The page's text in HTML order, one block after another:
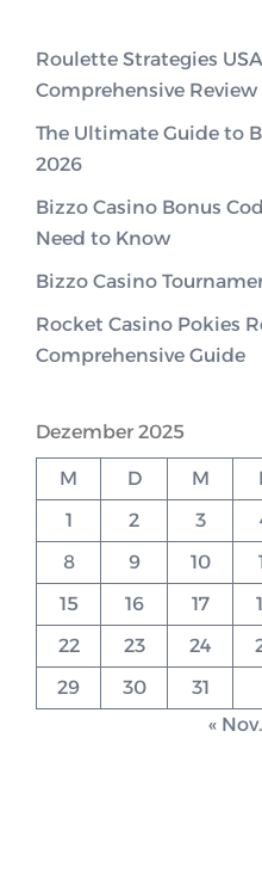
Roulette Strategies
Comprehensive Review
The Ultimate Guide to
2026
Bizzo Casino Bonus
Need to Know
Bizzo Casino
Rocket Casino Pokies
Comprehensive Guide
Dezember 2025
M D M
1
2 3
8
9 10
15
16 17
22
23 24
29
30
31
« Nov.